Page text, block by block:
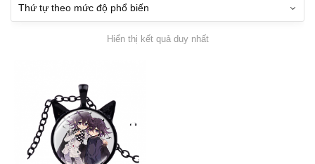
Hiển thị kết quả duy nhất